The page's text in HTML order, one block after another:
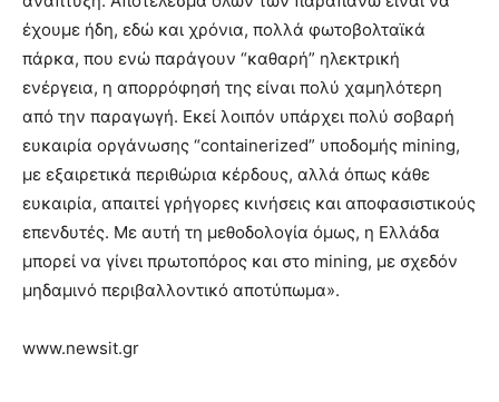
έχουμε ήδη, εδώ και χρόνια, πολλά φωτοβολταϊκά
πάρκα, που ενώ παράγουν “καθαρή” ηλεκτρική
ενέργεια, η απορρόφησή της είναι πολύ χαμηλότερη
από την παραγωγή. Εκεί λοιπόν υπάρχει πολύ σοβαρή
ευκαιρία οργάνωσης “containerized” υποδομής mining,
με εξαιρετικά περιθώρια κέρδους, αλλά όπως κάθε
ευκαιρία, απαιτεί γρήγορες κινήσεις και αποφασιστικούς
επενδυτές. Με αυτή τη μεθοδολογία όμως, η Ελλάδα
μπορεί να γίνει πρωτοπόρος και στο mining, με σχεδόν
μηδαμινό περιβαλλοντικό αποτύπωμα».
www.newsit.gr